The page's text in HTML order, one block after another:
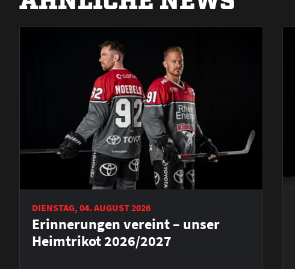
DIENSTAG, 04. AUGUST 2026
Erinnerungen vereint – unser
Heimtrikot 2026/2027